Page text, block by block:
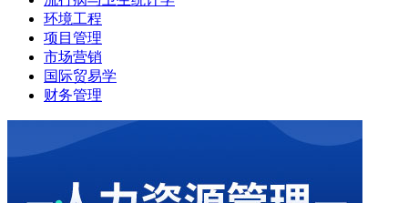
环境工程
项目管理
市场营销
国际贸易学
财务管理